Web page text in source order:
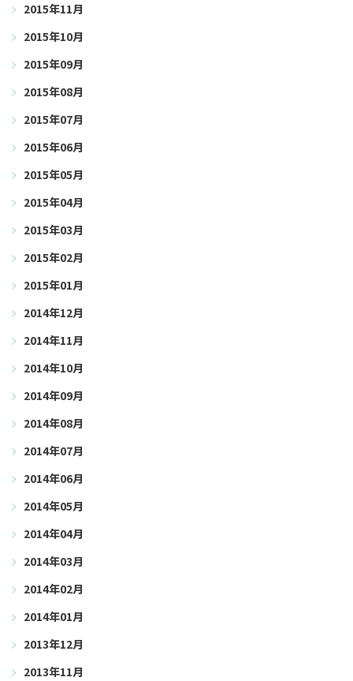
2015年11月
2015年10月
2015年09月
2015年08月
2015年07月
2015年06月
2015年05月
2015年04月
2015年03月
2015年02月
2015年01月
2014年12月
2014年11月
2014年10月
2014年09月
2014年08月
2014年07月
2014年06月
2014年05月
2014年04月
2014年03月
2014年02月
2014年01月
2013年12月
2013年11月